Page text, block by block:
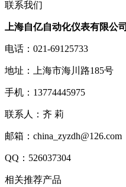
联系我们
上海自亿自动化仪表有限公司
电话： 021-69125733
地址： 上海市海川路185号
手机： 13774445975
联系人： 齐 莉
邮箱： china_zyzdh@126.com
QQ： 526037304
相关推荐产品